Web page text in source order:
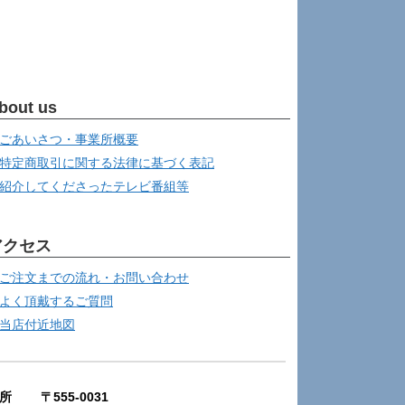
us
ごあいさつ・事業所概要
特定商取引に関する法律に基づく表記
紹介してくださったテレビ番組等
セス
ご注文までの流れ・お問い合わせ
よく頂戴するご質問
当店付近地図
所 〒555-0031